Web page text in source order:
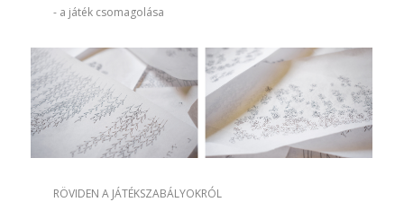
- a játék csomagolása
RÖVIDEN A JÁTÉKSZABÁLYOKRÓL